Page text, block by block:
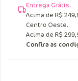
Entrega Grátis.
Acima de R$
Centro Oeste.
Acima de R$
Confira as